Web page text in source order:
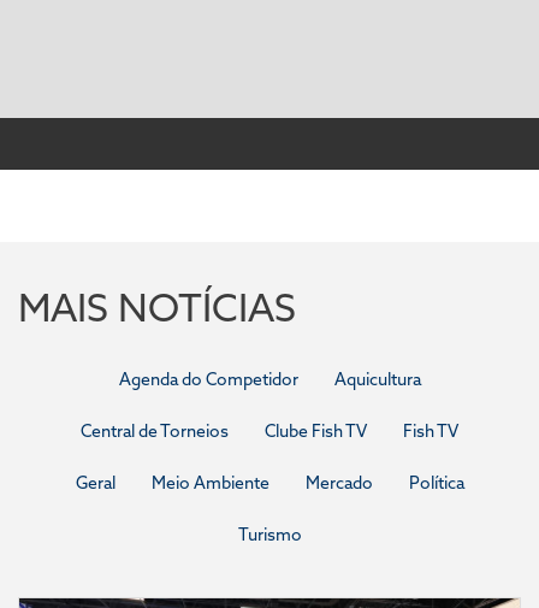
MAIS NOTÍCIAS
Agenda do Competidor Aquicultura
Central de Torneios Clube Fish TV Fish TV
Geral Meio Ambiente Mercado Política
Turismo